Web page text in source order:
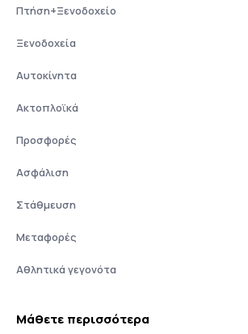
Πτήση+Ξενοδοχείο
Ξενοδοχεία
Αυτοκίνητα
Ακτοπλοϊκά
Προσφορές
Ασφάλιση
Στάθμευση
Μεταφορές
Αθλητικά γεγονότα
Μάθετε περισσότερα